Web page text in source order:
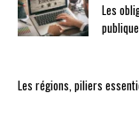
Les
Les régions, piliers